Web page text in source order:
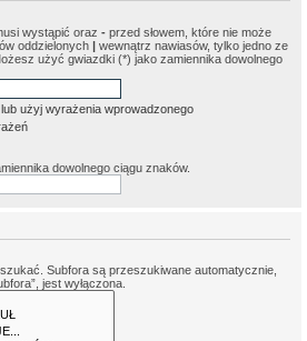
wystąpić oraz - przed słowem, które nie może
oddzielonych | wewnątrz nawiasów, tylko jedno ze
użyć gwiazdki (*) jako zamiennika dowolnego
użyj wyrażenia wprowadzonego
dowolnego ciągu znaków.
Subfora są przeszukiwane automatycznie,
jest wyłączona.